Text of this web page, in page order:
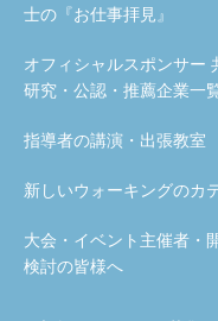
士の『お仕事拝見』
オフィシャルスポンサー
研究・公認・推薦企業一
指導者の講演・出張教室
新しいウォーキングのカ
大会・イベント主催者・
検討の皆様へ